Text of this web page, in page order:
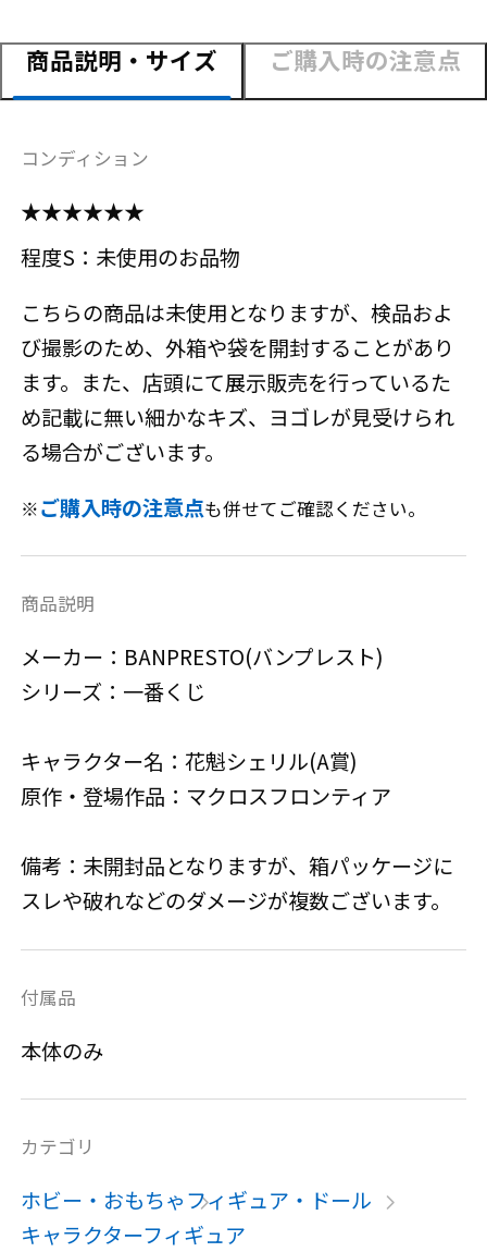
商品説明・サイズ ご購入時の注意点
コンディション
★★★★★★
程度S：未使用のお品物
こちらの商品は未使用となりますが、検品およ
び撮影のため、外箱や袋を開封することがあり
ます。また、店頭にて展示販売を行っているた
め記載に無い細かなキズ、ヨゴレが見受けられ
る場合がございます。
※ご購入時の注意点も併せてご確認ください。
商品説明
メーカー：BANPRESTO(バンプレスト)
シリーズ：一番くじ
キャラクター名：花魁シェリル(A賞)
原作・登場作品：マクロスフロンティア
備考：未開封品となりますが、箱パッケージに
スレや破れなどのダメージが複数ございます。
付属品
本体のみ
カテゴリ
ホビー・おもちゃフィギュア・ドール
キャラクターフィギュア